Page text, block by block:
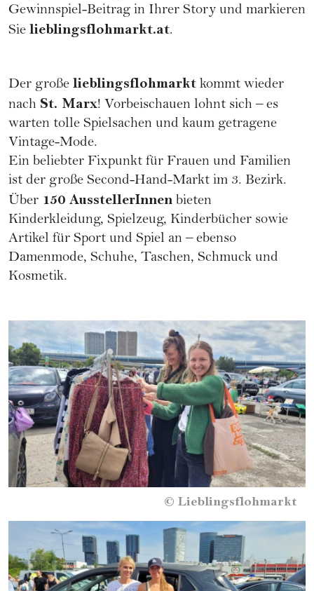
Gewinnspiel-Beitrag in Ihrer Story und markieren
Sie lieblingsflohmarkt.at.
Der große lieblingsflohmarkt kommt wieder
nach St. Marx! Vorbeischauen lohnt sich – es
warten tolle Spielsachen und kaum getragene
Vintage-Mode.
Ein beliebter Fixpunkt für Frauen und Familien
ist der große Second-Hand-Markt im 3. Bezirk.
Über 150 AusstellerInnen bieten
Kinderkleidung, Spielzeug, Kinderbücher sowie
Artikel für Sport und Spiel an – ebenso
Damenmode, Schuhe, Taschen, Schmuck und
Kosmetik.
© Lieblingsflohmarkt